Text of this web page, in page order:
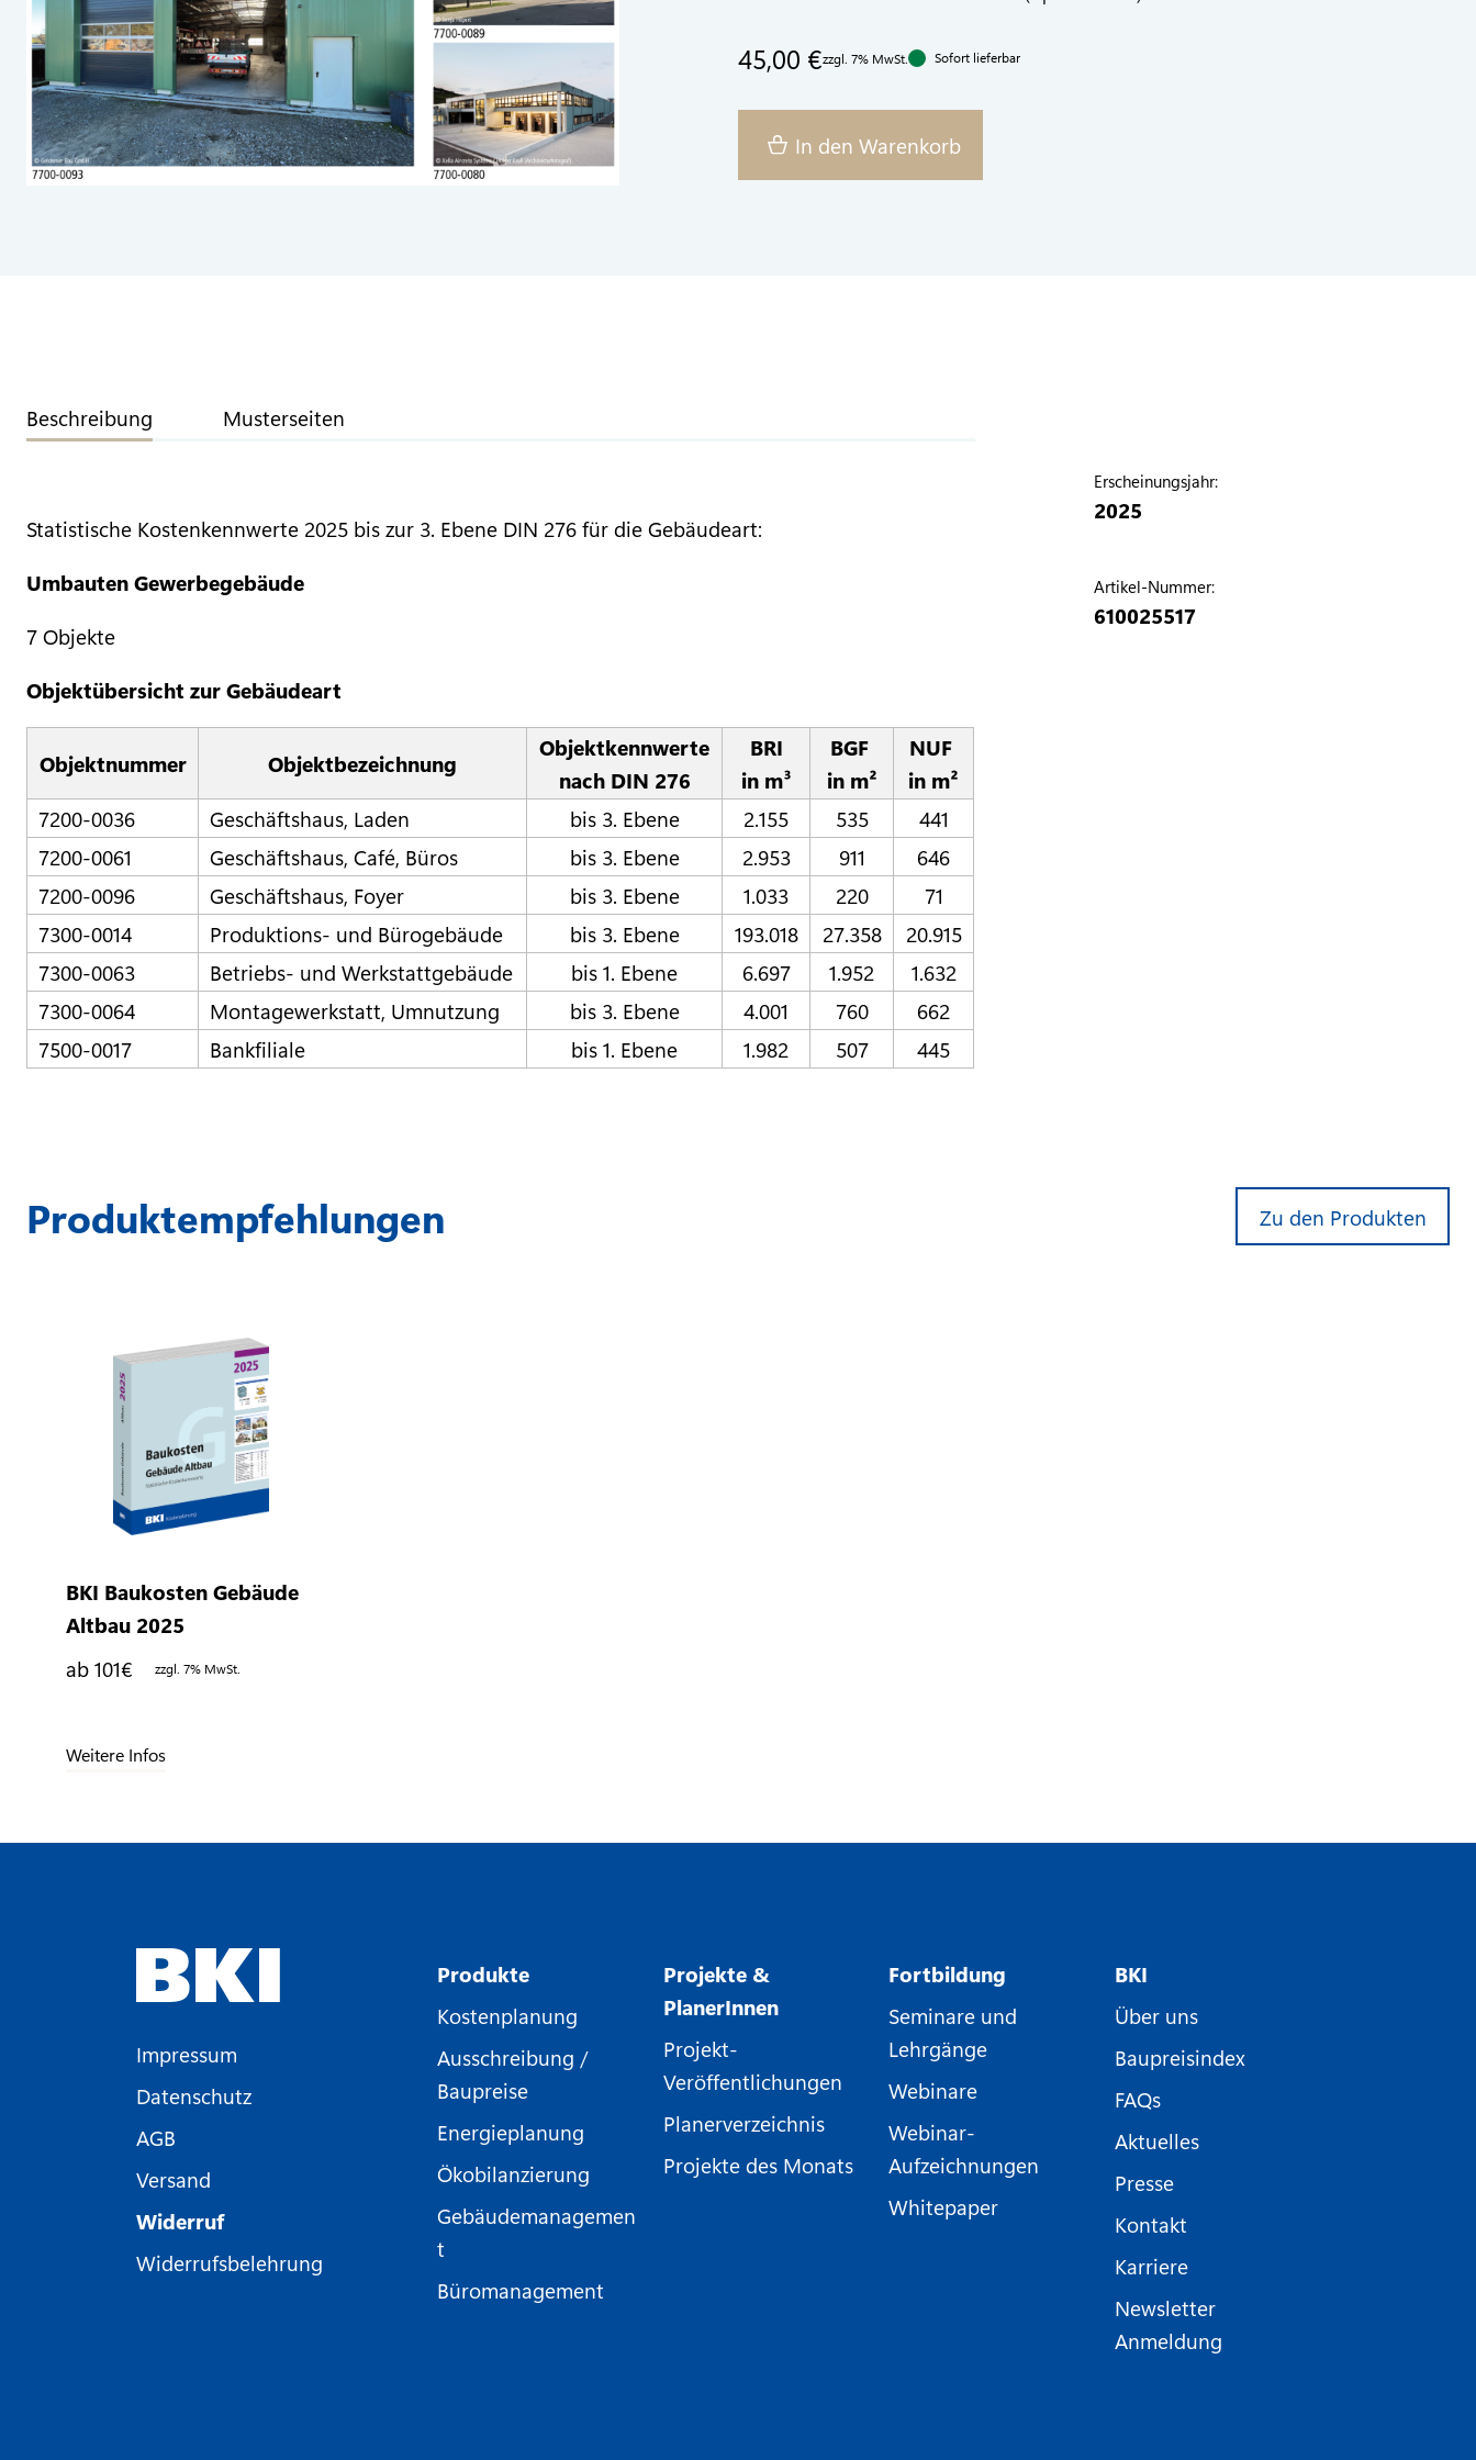
45,00 €zzgl. 7% MwSt. Sofort lieferbar
In den Warenkorb
Erscheinungsjahr:
2025
Artikel-Nummer:
610025517
Beschreibung Musterseiten
Statistische Kostenkennwerte 2025 bis zur 3. Ebene DIN 276 für die Gebäudeart:
Umbauten Gewerbegebäude
7 Objekte
Objektübersicht zur Gebäudeart
Objektnummer Objektbezeichnung
Objektkennwerte
nach DIN 276
BRI
in m³
BGF
in m²
NUF
in m²
7200-0036
Geschäftshaus, Laden bis 3. Ebene 2.155 535
441
7200-0061
Geschäftshaus, Café, Büros bis 3. Ebene 2.953 911
646
7200-0096
Geschäftshaus, Foyer bis 3. Ebene 1.033 220
71
7300-0014
Produktions- und Bürogebäude bis 3. Ebene 193.018 27.358
20.915
7300-0063
Betriebs- und Werkstattgebäude bis 1. Ebene 6.697 1.952
1.632
7300-0064
Montagewerkstatt, Umnutzung bis 3. Ebene 4.001 760
662
7500-0017
Bankfiliale bis 1. Ebene 1.982 507 445
Produktempfehlungen Zu den Produkten
BKI Baukosten Gebäude
Altbau 2025
ab 101€ zzgl. 7% MwSt.
Weitere Infos
Impressum
Datenschutz
AGB
Versand
Widerruf
Widerrufsbelehrung
Produkte
Kostenplanung
Ausschreibung /
Baupreise
Energieplanung
Ökobilanzierung
Gebäudemanagemen
t
Büromanagement
Projekte &
PlanerInnen
Projekt-
Veröffentlichungen
Planerverzeichnis
Projekte des Monats
Fortbildung
Seminare und
Lehrgänge
Webinare
Webinar-
Aufzeichnungen
Whitepaper
BKI
Über uns
Baupreisindex
FAQs
Aktuelles
Presse
Kontakt
Karriere
Newsletter
Anmeldung